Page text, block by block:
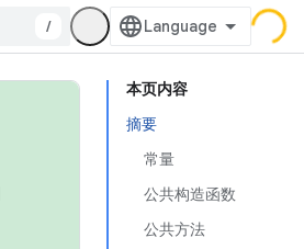
/
本页内容
摘要
常量
公共构造函数
公共方法